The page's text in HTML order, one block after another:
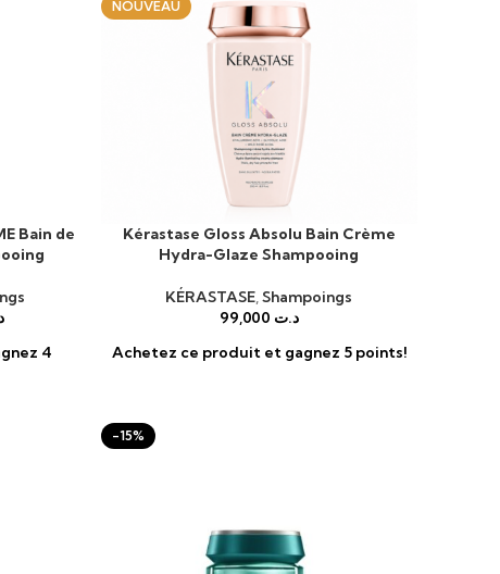
Bain de
4
NOUVEAU
AJOUTER AU PANIER
Kérastase Gloss Absolu Bain Crème
Hydra-Glaze Shampooing
KÉRASTASE,Shampoings
د.ت
Achetez ce produit et gagnez 5 points!
-15%